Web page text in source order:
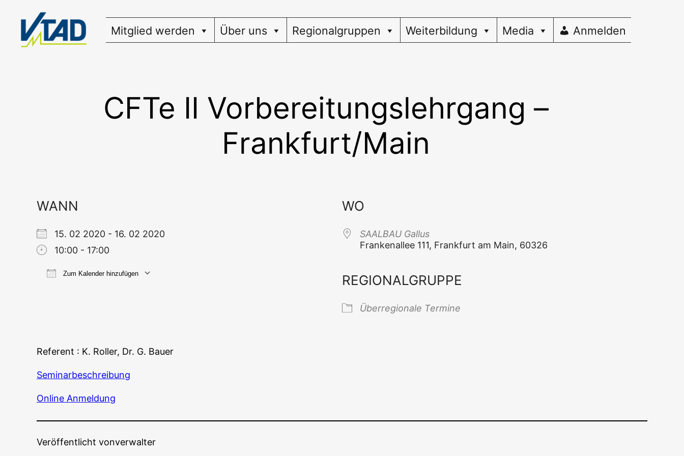
springen
Mitglied werden Über uns Regionalgruppen Weiterbildung Media Anmelden
CFTe II Vorbereitungslehrgang –
Frankfurt/Main
WANN
15. 02 2020 - 16. 02 2020
10:00 - 17:00
Zum Kalender hinzufügen
WO
SAALBAU Gal­lus
Fran­ken­al­lee 111, Frank­furt am Main, 60326
REGIONALGRUPPE
Über­re­gio­na­le Termine
Refe­rent : K. Rol­ler, Dr. G. Bauer
Semi­nar­be­schrei­bung
Online Anmel­dung
Veröffentlicht vonverwalter